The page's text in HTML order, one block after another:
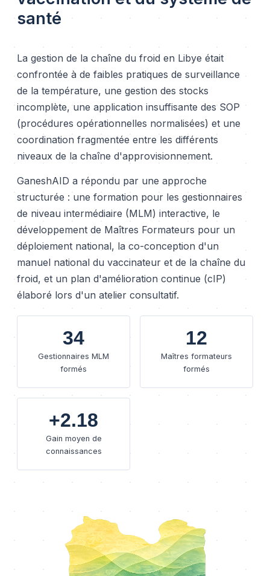
santé
La gestion de la chaîne du froid en Libye était
confrontée à de faibles pratiques de surveillance
de la température, une gestion des stocks
incomplète, une application insuffisante des SOP
(procédures opérationnelles normalisées) et une
coordination fragmentée entre les différents
niveaux de la chaîne d'approvisionnement.
GaneshAID a répondu par une approche
structurée : une formation pour les gestionnaires
de niveau intermédiaire (MLM) interactive, le
développement de Maîtres Formateurs pour un
déploiement national, la co-conception d'un
manuel national du vaccinateur et de la chaîne du
froid, et un plan d'amélioration continue (cIP)
élaboré lors d'un atelier consultatif.
34
Gestionnaires MLM
formés
12
Maîtres formateurs
formés
+2.18
Gain moyen de
connaissances